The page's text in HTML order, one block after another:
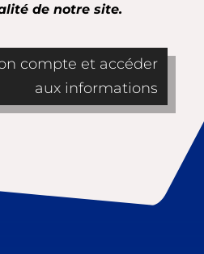
de notre site.
compte et accéder
aux informations